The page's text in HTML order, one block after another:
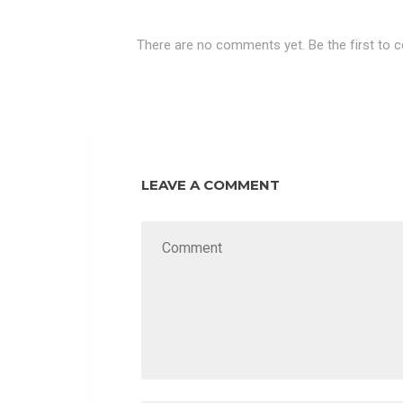
There are no comments yet. Be the first to
LEAVE A COMMENT